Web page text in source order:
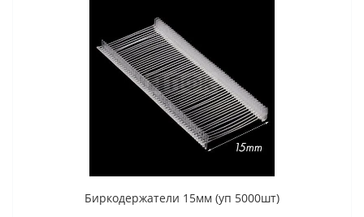
Биркодержатели 15мм (уп 5000шт)